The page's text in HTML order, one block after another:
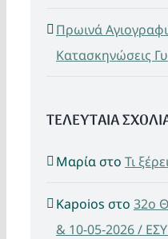
Πρωινά
Κατασκηνώσεις
ΤΕΛΕΥΤΑΙΑ
Μαρία στο Τι
Kapoios στο 32ο
& 10-05-2026 /